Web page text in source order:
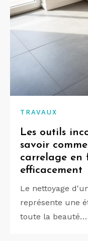
TRAVAUX
Les outils
savoir
carrelage en
efficacement
Le nettoyage
représente une
toute la beauté…